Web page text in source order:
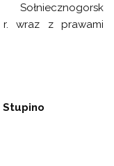
wraz z prawami
Stupino